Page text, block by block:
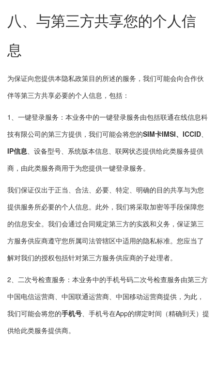
八、与第三方共享您的个人信
息
为保证向您提供本隐私政策目的所述的服务，我们可能会向合作伙
伴等第三方共享必要的个人信息，包括：
1、一键登录服务：本业务中的一键登录服务由包括联通在线信息科
技有限公司的第三方提供，我们可能会将您的SIM卡IMSI、ICCID、
IP信息、设备型号、系统版本信息、联网状态提供给此类服务提供
商，由此类服务商用于为您提供一键登录服务。
我们保证仅出于正当、合法、必要、特定、明确的目的共享与为您
提供服务所必要的个人信息。此外，我们将采取加密等手段保障您
的信息安全。我们会通过合同规定第三方的实践和义务，保证第三
方服务供应商遵守您所属司法管辖区中适用的隐私标准。您应当了
解对我们的授权包括针对第三方服务供应商的子处理者。
2、二次号检查服务：本业务中的手机号码二次号检查服务由第三方
中国电信运营商、中国联通运营商、中国移动运营商提供，为此，
我们可能会将您的手机号、手机号在App的绑定时间（精确到天）提
供给此类服务提供商。